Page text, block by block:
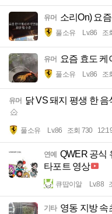
유머 소리On) 요
풀소유 Lv.86 조
유머 요즘 효도 케
풀소유 Lv.86 조
유머 닭 VS 돼지 평생 한
풀소유 Lv.86 조회 730
연예
QWER 공식
타포트 영상
큐땁이알 Lv.88
기타 영동 지방 속